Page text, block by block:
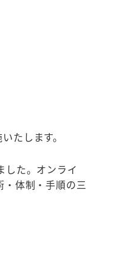
たします。
した。オンライ
・体制・手順の三